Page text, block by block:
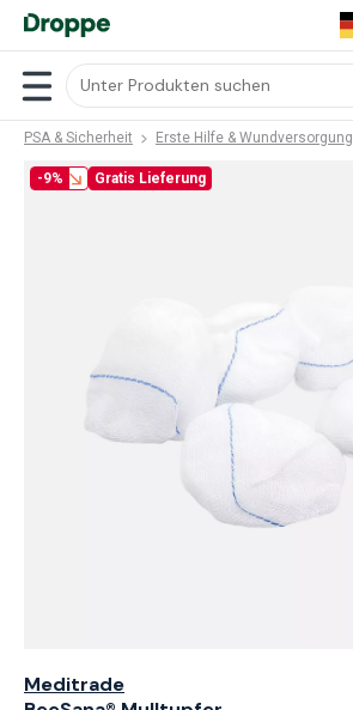
PSA & Sicherheit Erste Hilfe & Wundversorgung
-9% Gratis Lieferung
Meditrade